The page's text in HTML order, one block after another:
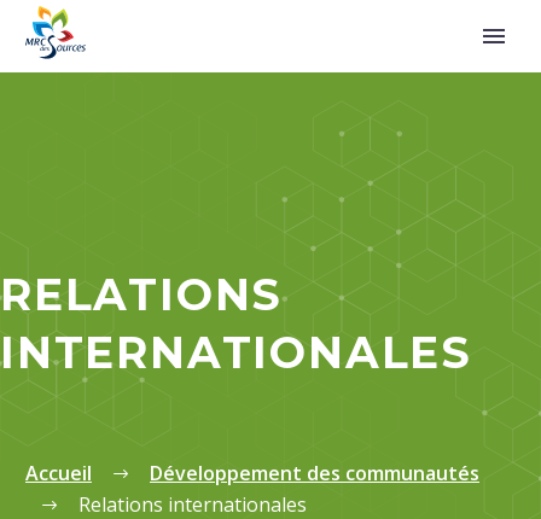
RELATIONS
INTERNATIONALES
Accueil
Développement des communautés
Relations internationales